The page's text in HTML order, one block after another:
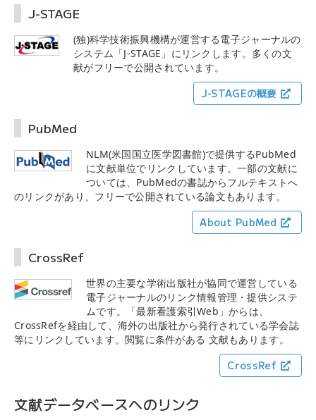
J-STAGE
(独)科学技術振興機構が運営する電子ジャーナルの
システム「J-STAGE」にリンクします。多くの文
献がフリーで公開されています。
J-STAGEの概要
PubMed
NLM(米国国立医学図書館)で提供するPubMed
に文献単位でリンクしています。一部の文献に
ついては、PubMedの書誌からフルテキストへ
のリンクがあり、フリーで公開されている論文もあります。
About PubMed
CrossRef
世界の主要な学術出版社が協同で運営している
電子ジャーナルのリンク情報管理・提供システ
ムです。「最新看護索引Web」からは、
CrossRefを経由して、海外の出版社から発行されている学会誌
等にリンクしています。閲覧に条件がある 文献もあります。
CrossRef
文献データベースヘのリンク